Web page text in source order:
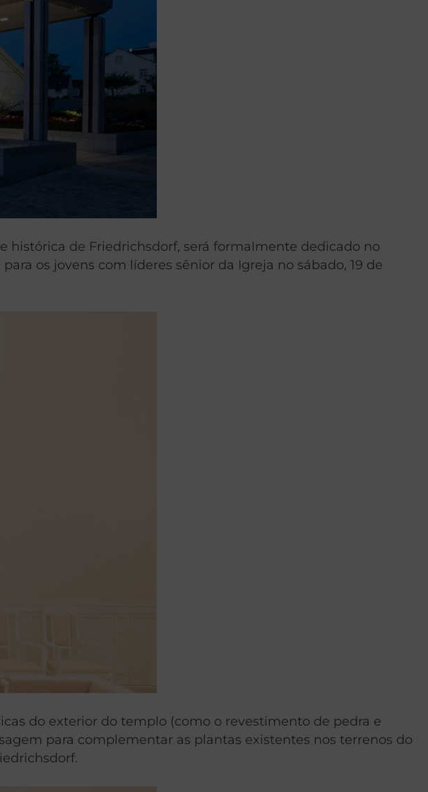
histórica de Friedrichsdorf, será formalmente dedicado no
os jovens com líderes sênior da Igreja no sábado, 19 de
do exterior do templo (como o revestimento de pedra e
para complementar as plantas existentes nos terrenos do